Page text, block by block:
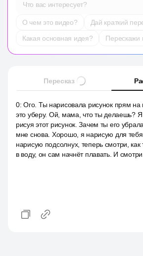
Что вас интересует?
О чем это видео?
Дай краткий
Какая основная идея?
Перескажи
Пересказ
0:Ого. Ты нарисовала рисунок прям на
это уберу. Ой, мама, что ты делаешь? Я
рисуя этот рисунок. Зачем ты его
мне снова. Хорошо, я нарисую для
нарисую подсолнух, теперь смотри, как
в воду, он сам начнёт плавать. И смотри.